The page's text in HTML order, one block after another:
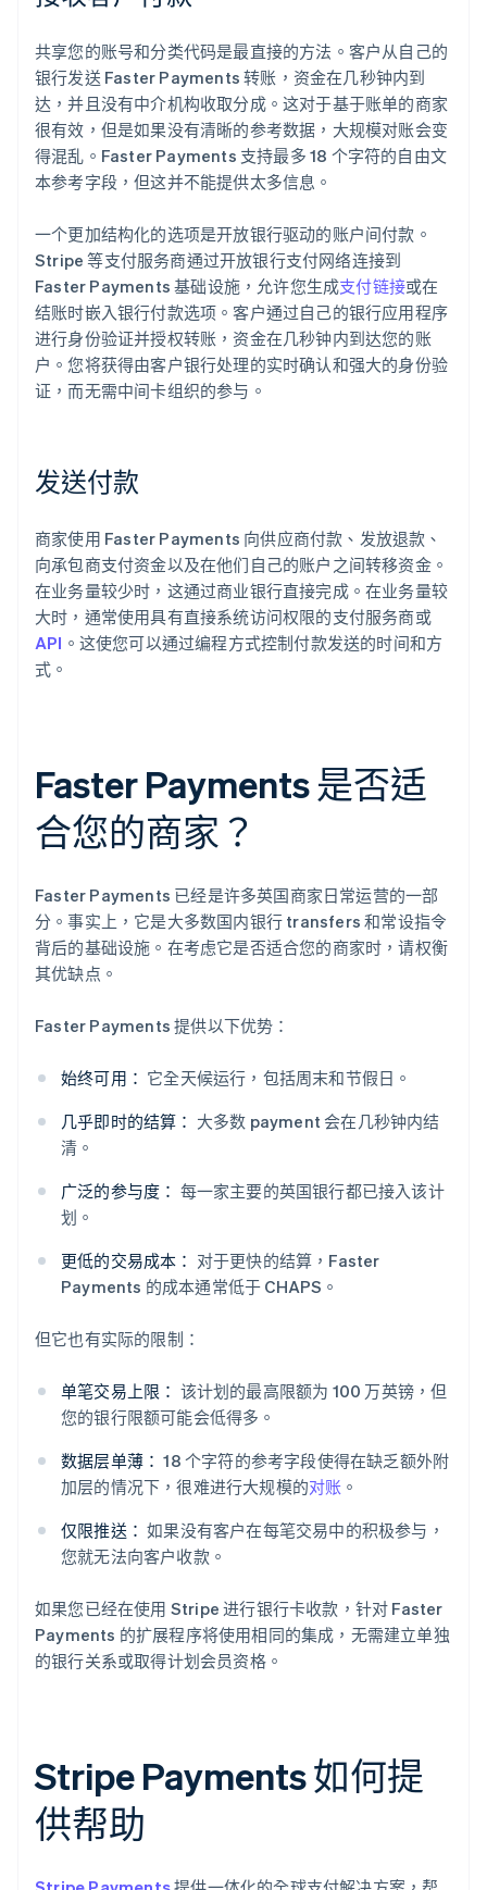
共享您的账号和分类代码是最直接的方法。客户从自己的
银行发送 Faster Payments 转账，资金在几秒钟内到
达，并且没有中介机构收取分成。这对于基于账单的商家
很有效，但是如果没有清晰的参考数据，大规模对账会变
得混乱。Faster Payments 支持最多 18 个字符的自由文
本参考字段，但这并不能提供太多信息。
一个更加结构化的选项是开放银行驱动的账户间付款。
Stripe 等支付服务商通过开放银行支付网络连接到
Faster Payments 基础设施，允许您生成支付链接或在
结账时嵌入银行付款选项。客户通过自己的银行应用程序
进行身份验证并授权转账，资金在几秒钟内到达您的账
户。您将获得由客户银行处理的实时确认和强大的身份验
证，而无需中间卡组织的参与。
发送付款
商家使用 Faster Payments 向供应商付款、发放退款、
向承包商支付资金以及在他们自己的账户之间转移资金。
在业务量较少时，这通过商业银行直接完成。在业务量较
大时，通常使用具有直接系统访问权限的支付服务商或
API 。这使您可以通过编程方式控制付款发送的时间和方
式。
Faster Payments 是否适
合您的商家？
Faster Payments 已经是许多英国商家日常运营的一部
分。事实上，它是大多数国内银行 transfers 和常设指令
背后的基础设施。在考虑它是否适合您的商家时，请权衡
其优缺点。
Faster Payments 提供以下优势：
始终可用： 它全天候运行，包括周末和节假日。
几乎即时的结算： 大多数 payment 会在几秒钟内结
清。
广泛的参与度： 每一家主要的英国银行都已接入该计
划。
更低的交易成本： 对于更快的结算，Faster
Payments 的成本通常低于 CHAPS。
但它也有实际的限制：
单笔交易上限： 该计划的最高限额为 100 万英镑，但
您的银行限额可能会低得多。
数据层单薄： 18 个字符的参考字段使得在缺乏额外附
加层的情况下，很难进行大规模的对账 。
仅限推送： 如果没有客户在每笔交易中的积极参与，
您就无法向客户收款。
如果您已经在使用 Stripe 进行银行卡收款，针对 Faster
Payments 的扩展程序将使用相同的集成，无需建立单独
的银行关系或取得计划会员资格。
Stripe Payments 如何提
供帮助